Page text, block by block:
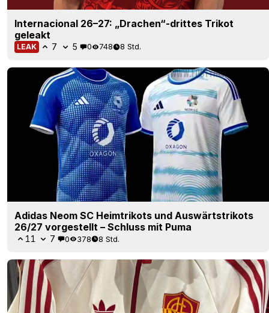
Internacional 26–27: „Drachen“-drittes Trikot
geleakt
LEAK 7 5 0 748 8 Std.
Adidas Neom SC Heimtrikots und Auswärtstrikots
26/27 vorgestellt – Schluss mit Puma
11 7 0 378 8 Std.